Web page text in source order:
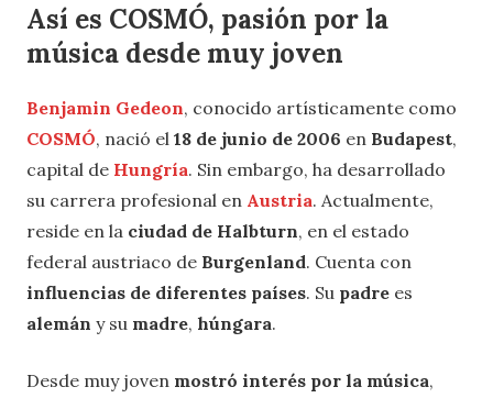
Así es COSMÓ, pasión por la
música desde muy joven
Benjamin Gedeon, conocido artísticamente como
COSMÓ, nació el 18 de junio de 2006 en Budapest,
capital de Hungría. Sin embargo, ha desarrollado
su carrera profesional en Austria. Actualmente,
reside en la ciudad de Halbturn, en el estado
federal austriaco de Burgenland. Cuenta con
influencias de diferentes países. Su padre es
alemán y su madre, húngara.
Desde muy joven mostró interés por la música,